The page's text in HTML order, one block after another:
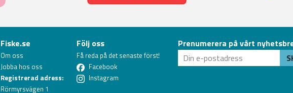
Fiske.se
Om oss
Jobba hos oss
Registrerad adress:
Rörmyrsvägen 1
Följ oss
Få reda på det senaste först!
Facebook
Instagram
Prenumerera på vårt